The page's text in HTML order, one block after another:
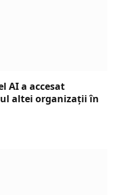
AI a accesat
altei organizații în